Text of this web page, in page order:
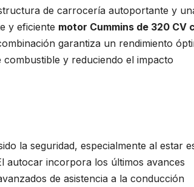
de carrocería autoportante y
y eficiente motor Cummins de 320 CV
garantiza un rendimiento
y reduciendo el impacto
la seguridad, especialmente al estar
autocar incorpora los últimos avances
de asistencia a la conducción